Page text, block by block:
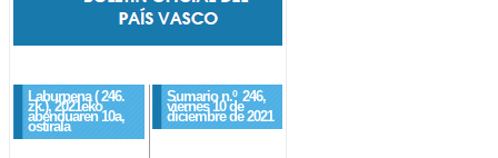
Laburpena ( 246.
zk.), 2021eko
abenduaren 10a,
ostirala
Sumario n.º 246,
viernes 10 de
diciembre de 2021